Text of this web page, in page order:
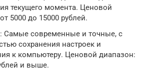
текущего момента. Ценовой
5000 до 15000 рублей.
Самые современные и точные, с
сохранения настроек и
к компьютеру. Ценовой диапазон:
и выше.